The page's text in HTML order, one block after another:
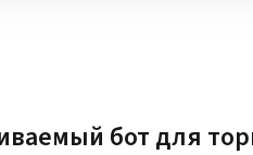
бот для